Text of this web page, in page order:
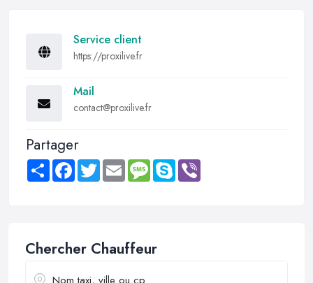
Service client
https://proxilive.fr
Mail
contact@proxilive.fr
Partager
Share FacebookTwitter Email MessageSkype
Chercher Chauffeur